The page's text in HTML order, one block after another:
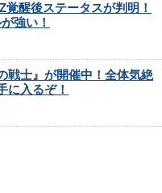
醒後ステータスが判明！
強い！
戦士』が開催中！全体気絶
に入るぞ！